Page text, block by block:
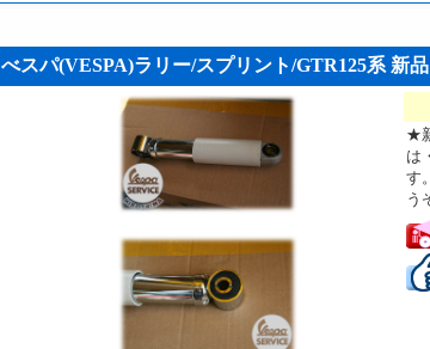
べスパ(VESPA)ラリー/スプリント/GTR125系 新
★
は
す
う